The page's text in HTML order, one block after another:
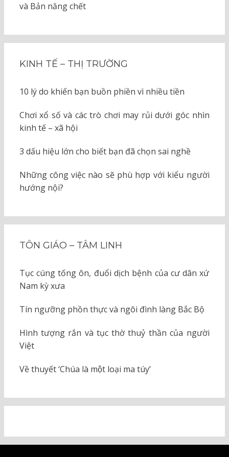
và Bản năng chết
KINH TẾ – THỊ TRƯỜNG
10 lý do khiến bạn buồn phiền vì nhiều tiền
Chơi xổ số và các trò chơi may rủi dưới góc nhìn
kinh tế – xã hội
3 dấu hiệu lớn cho biết bạn đã chọn sai nghề
Những công việc nào sẽ phù hợp với kiểu người
hướng nội?
TÔN GIÁO – TÂM LINH
Tục cúng tống ôn, đuổi dịch bệnh của cư dân xứ
Nam kỳ xưa
Tín ngưỡng phồn thực và ngôi đình làng Bắc Bộ
Hình tượng rắn và tục thờ thuỷ thần của người
Việt
Về thuyết ‘Chúa là một loại ma túy’